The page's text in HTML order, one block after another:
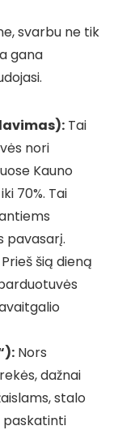
svarbu ne tik
gana
Tai
nori
Kauno
70%. Tai
pavasarį.
Prieš šią dieną
Nors
dažnai
stalo
paskatinti